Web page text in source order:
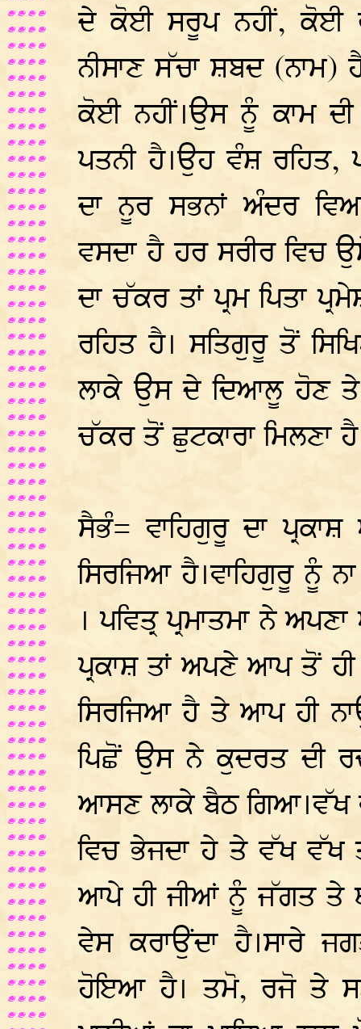
ਦੇ ਕੋਈ ਸਰੂਪ ਨਹੀਂ, ਕੋਈ
ਨੀਸਾਣ ਸੱਚਾ ਸ਼ਬਦ (ਨਾਮ)
ਕੋਈ ਨਹੀਂ।ਉਸ ਨੂੰ ਕਾਮ
ਪਤਨੀ ਹੈ।ਉਹ ਵੰਸ਼ ਰਹਿਤ,
ਦਾ ਨੂਰ ਸਭਨਾਂ ਅੰਦਰ
ਵਸਦਾ ਹੈ ਹਰ ਸਰੀਰ ਵਿਚ
ਦਾ ਚੱਕਰ ਤਾਂ ਪ੍ਰਮ ਪਿਤਾ
ਰਹਿਤ ਹੈ। ਸਤਿਗੁਰੂ ਤੋਂ
ਲਾਕੇ ਉਸ ਦੇ ਦਿਆਲੂ ਹੋਣ ਤੇ
ਚੱਕਰ ਤੋਂ ਛੁਟਕਾਰਾ ਮਿਲਣਾ
ਸੈਭੰ= ਵਾਹਿਗੁਰੂ ਦਾ
ਸਿਰਜਿਆ ਹੈ।ਵਾਹਿਗੁਰੂ ਨੂੰ
। ਪਵਿਤ੍ਰ ਪ੍ਰਮਾਤਮਾ ਨੇ
ਪ੍ਰਕਾਸ਼ ਤਾਂ ਅਪਣੇ ਆਪ ਤੋਂ
ਸਿਰਜਿਆ ਹੈ ਤੇ ਆਪ ਹੀ
ਪਿਛੋਂ ਉਸ ਨੇ ਕੁਦਰਤ ਦੀ
ਆਸਣ ਲਾਕੇ ਬੈਠ ਗਿਆ।ਵੱਖ
ਵਿਚ ਭੇਜਦਾ ਹੇ ਤੇ ਵੱਖ ਵੱਖ
ਆਪੇ ਹੀ ਜੀਆਂ ਨੂੰ ਜੱਗਤ ਤੇ
ਵੇਸ ਕਰਾਉਂਦਾ ਹੈ।ਸਾਰੇ
ਹੋਇਆ ਹੈ। ਤਮੋ, ਰਜੋ ਤੇ